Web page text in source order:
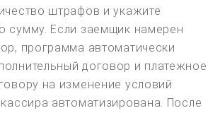
штрафов и укажите
сумму. Если заемщик намерен
программа автоматически
договор и платежное
на изменение условий
автоматизирована. После